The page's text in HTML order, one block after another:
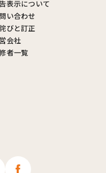
表示について
い合わせ
びと訂正
会社
者一覧